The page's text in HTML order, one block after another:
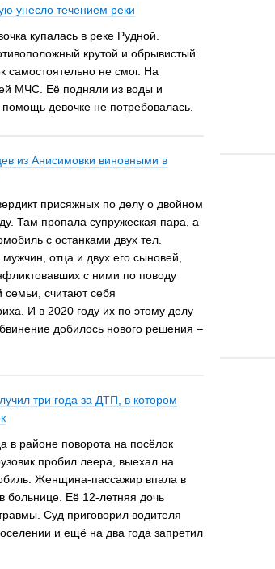
унесло течением реки
купалась в реке Рудной.
крутой и обрывистый
самостоятельно не смог. На
МЧС. Её подняли из воды и
девочке не потребовалась.
из Анисимовки виновными в
присяжных по делу о двойном
Там пропала супружеская пара, а
с останками двух тел.
отца и двух его сыновей,
с ними по поводу
считают себя
И в 2020 году их по этому делу
добилось нового решения –
три года за ДТП, в котором
в районе поворота на посёлок
пробил леера, выехал на
Женщина-пассажир впала в
больнице. Её 12-летняя дочь
Суд приговорил водителя
и ещё на два года запретил